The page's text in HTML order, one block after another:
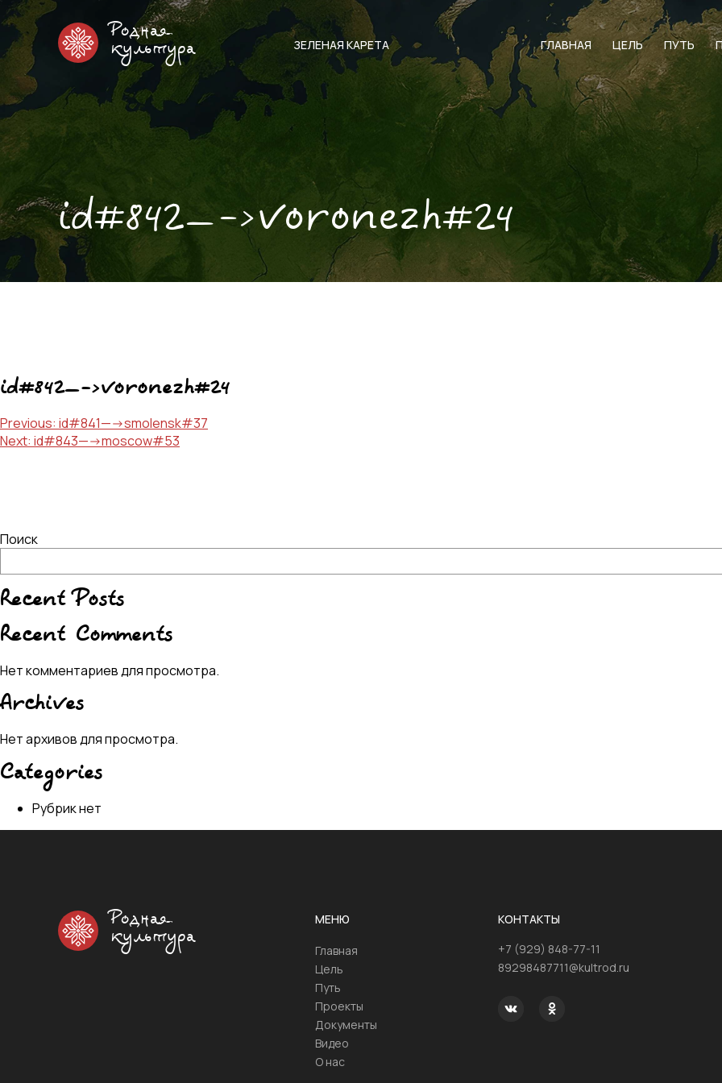
Родная
культура
ЗЕЛЕНАЯ КАРЕТА ГЛАВНАЯ ЦЕЛЬ ПУТЬ
id#842—->voronezh#24
id#842—->voronezh#24
Навигация
по
Previous: id#841—->smolensk#37
Next: id#843—->moscow#53
Поиск
Recent Posts
Recent Comments
Нет комментариев для просмотра.
Archives
Нет архивов для просмотра.
Categories
Рубрик нет
Родная
культура
МЕНЮ
Главная
Цель
Путь
Проекты
Документы
Видео
О нас
КОНТАКТЫ
+7 (929) 848-77-11
89298487711@kultrod.ru